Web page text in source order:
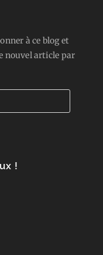
à ce blog et
nouvel article par
!